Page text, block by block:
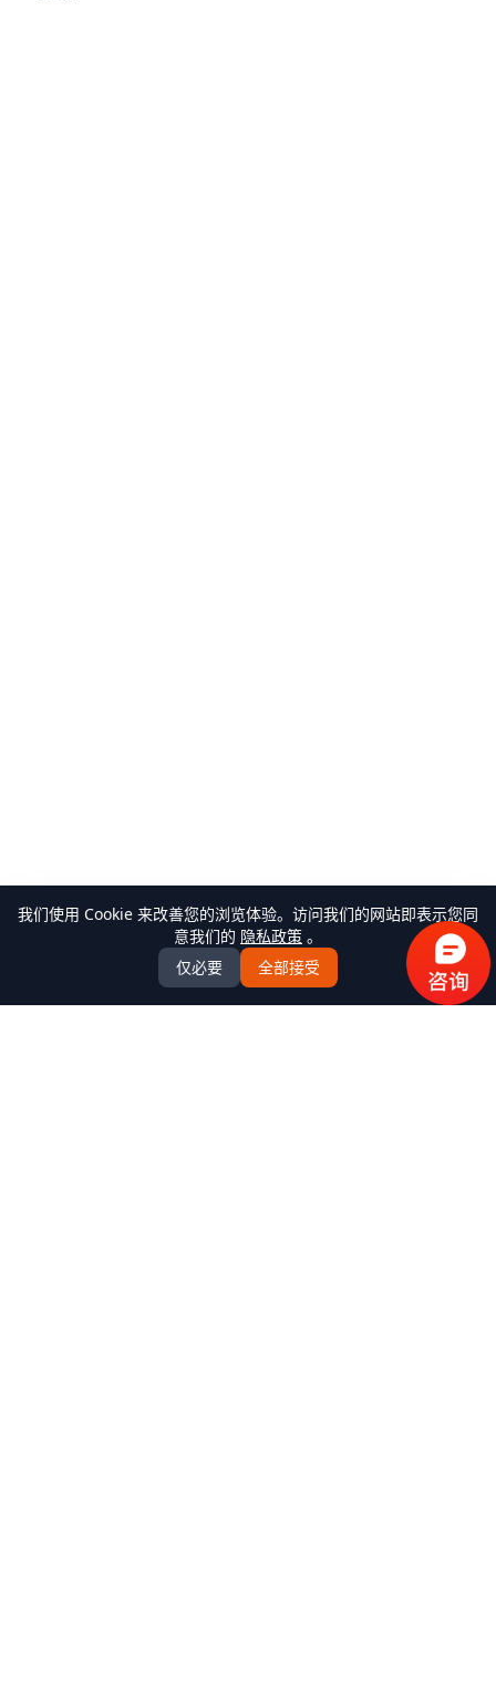
我们使用 Cookie 来改善您的浏览体验。访问我们的网站即表示您同
意我们的 隐私政策 。
仅必要
全部接受